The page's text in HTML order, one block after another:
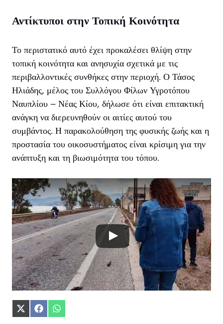
Αντίκτυποι στην Τοπική Κοινότητα
Το περιστατικό αυτό έχει προκαλέσει θλίψη στην
τοπική κοινότητα και ανησυχία σχετικά με τις
περιβαλλοντικές συνθήκες στην περιοχή. Ο Τάσος
Ηλιάδης, μέλος του Συλλόγου Φίλων Υγροτόπου
Ναυπλίου – Νέας Κίου, δήλωσε ότι είναι επιτακτική
ανάγκη να διερευνηθούν οι αιτίες αυτού του
συμβάντος. Η παρακολούθηση της φυσικής ζωής και η
προστασία του οικοσυστήματος είναι κρίσιμη για την
ανάπτυξη και τη βιωσιμότητα του τόπου.
ShareShareShare